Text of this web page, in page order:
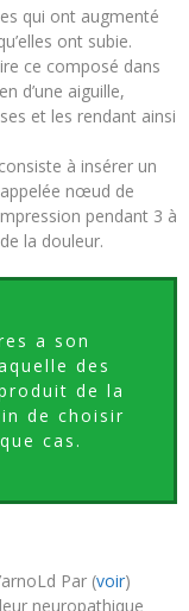
qui ont augmenté
ont subie.
ce composé dans
d’une aiguille,
et les rendant ainsi
à insérer un
nœud de
pendant 3 à
la douleur.
a son
des
de la
de choisir
cas.
Par (voir)
neuropathique